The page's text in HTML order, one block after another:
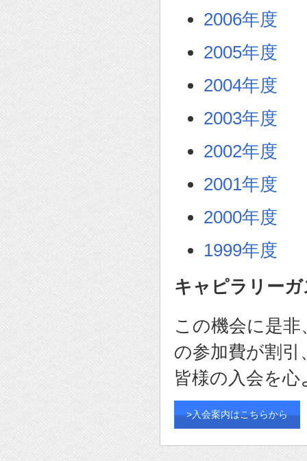
2006年度
2005年度
2004年度
2003年度
2002年度
2001年度
2000年度
1999年度
キャピラリー
この機会に是
の参加費が割
皆様の入会を
>入会案内はこちらから